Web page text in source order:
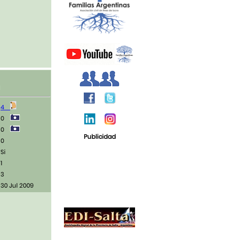
4
0
0
0
Si
1
3
30 Jul 2009
Publicidad